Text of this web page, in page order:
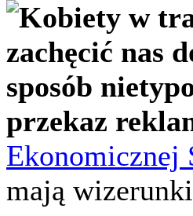
Kobiety w
zachęcić nas
sposób
przekaz
Ekonomicznej
mają